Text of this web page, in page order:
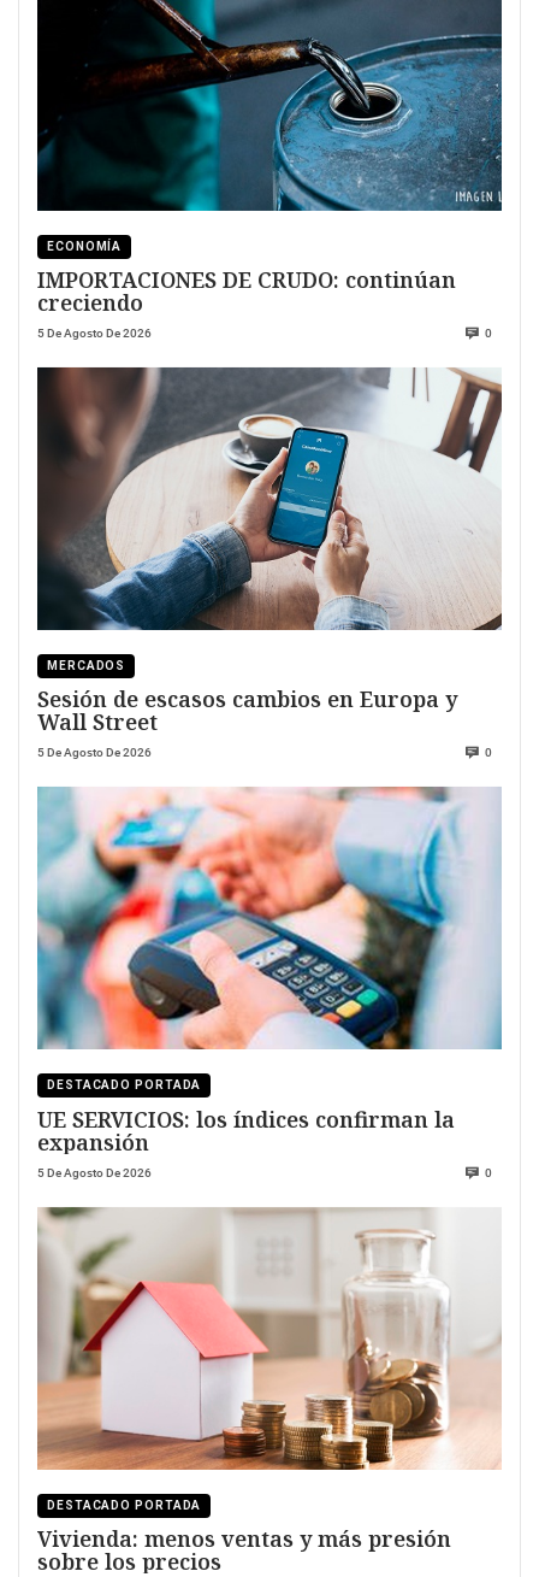
ECONOMÍA
IMPORTACIONES DE CRUDO: continúan
creciendo
5 De Agosto De 2026 0
MERCADOS
Sesión de escasos cambios en Europa y
Wall Street
5 De Agosto De 2026 0
DESTACADO PORTADA
UE SERVICIOS: los índices confirman la
expansión
5 De Agosto De 2026 0
DESTACADO PORTADA
Vivienda: menos ventas y más presión
sobre los precios